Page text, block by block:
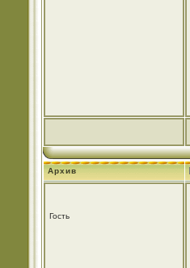
Архив
Гость